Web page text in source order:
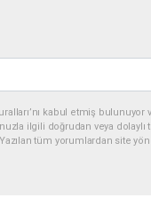
kabul etmiş bulunuyor
ilgili doğrudan veya
tüm yorumlardan site